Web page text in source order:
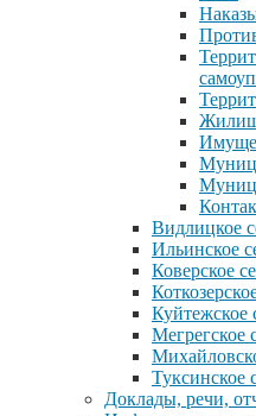
Видлицкое
Ильинское
Коверское
Куйтежское
Мегрегское
Туксинское
Доклады, речи,